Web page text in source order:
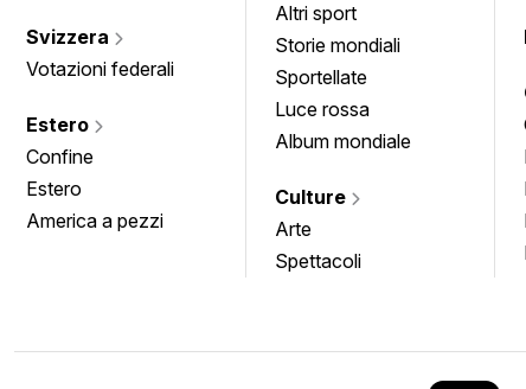
Svizzera
Votazioni federali
Estero
Confine
Estero
America a pezzi
Altri sport
Storie mondiali
Sportellate
Luce rossa
Album mondiale
Culture
Arte
Spettacoli